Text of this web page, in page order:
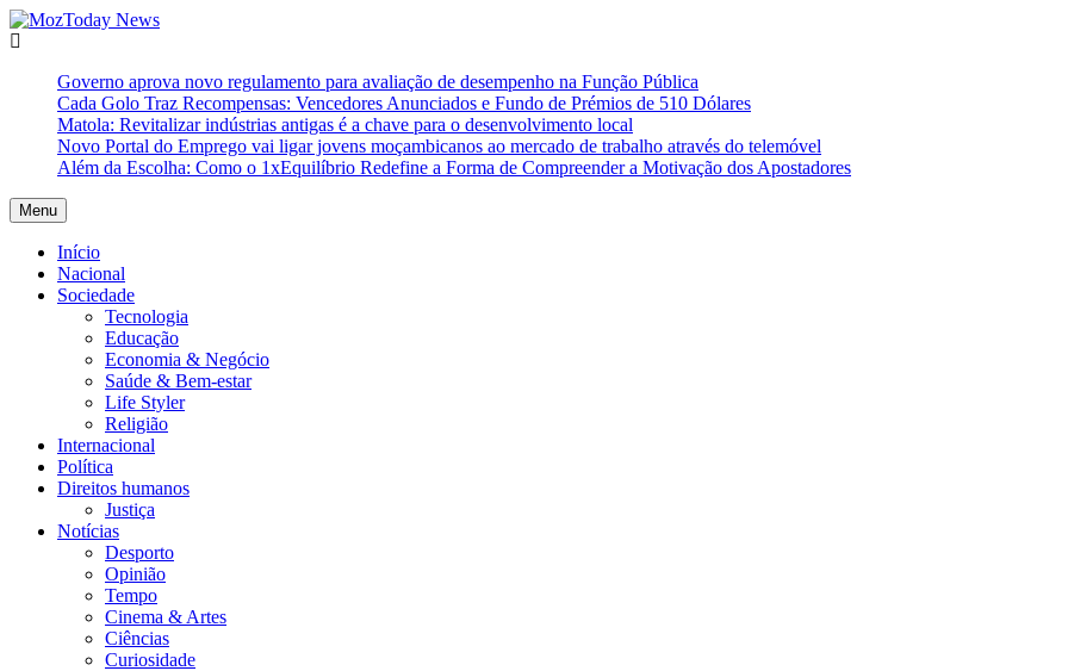
Skip
to
Governo aprova novo regulamento para avaliação de desempenho na Função Pública
Cada Golo Traz Recompensas: Vencedores Anunciados e Fundo de Prémios de 510 Dólares
Matola: Revitalizar indústrias antigas é a chave para o desenvolvimento local
Novo Portal do Emprego vai ligar jovens moçambicanos ao mercado de trabalho através do telemóvel
Além da Escolha: Como o 1xEquilíbrio Redefine a Forma de Compreender a Motivação dos Apostadores
Menu
Início
Nacional
Sociedade
Tecnologia
Educação
Economia & Negócio
Saúde & Bem-estar
Life Styler
Religião
Internacional
Política
Direitos humanos
Justiça
Notícias
Desporto
Opinião
Tempo
Cinema & Artes
Ciências
Curiosidade